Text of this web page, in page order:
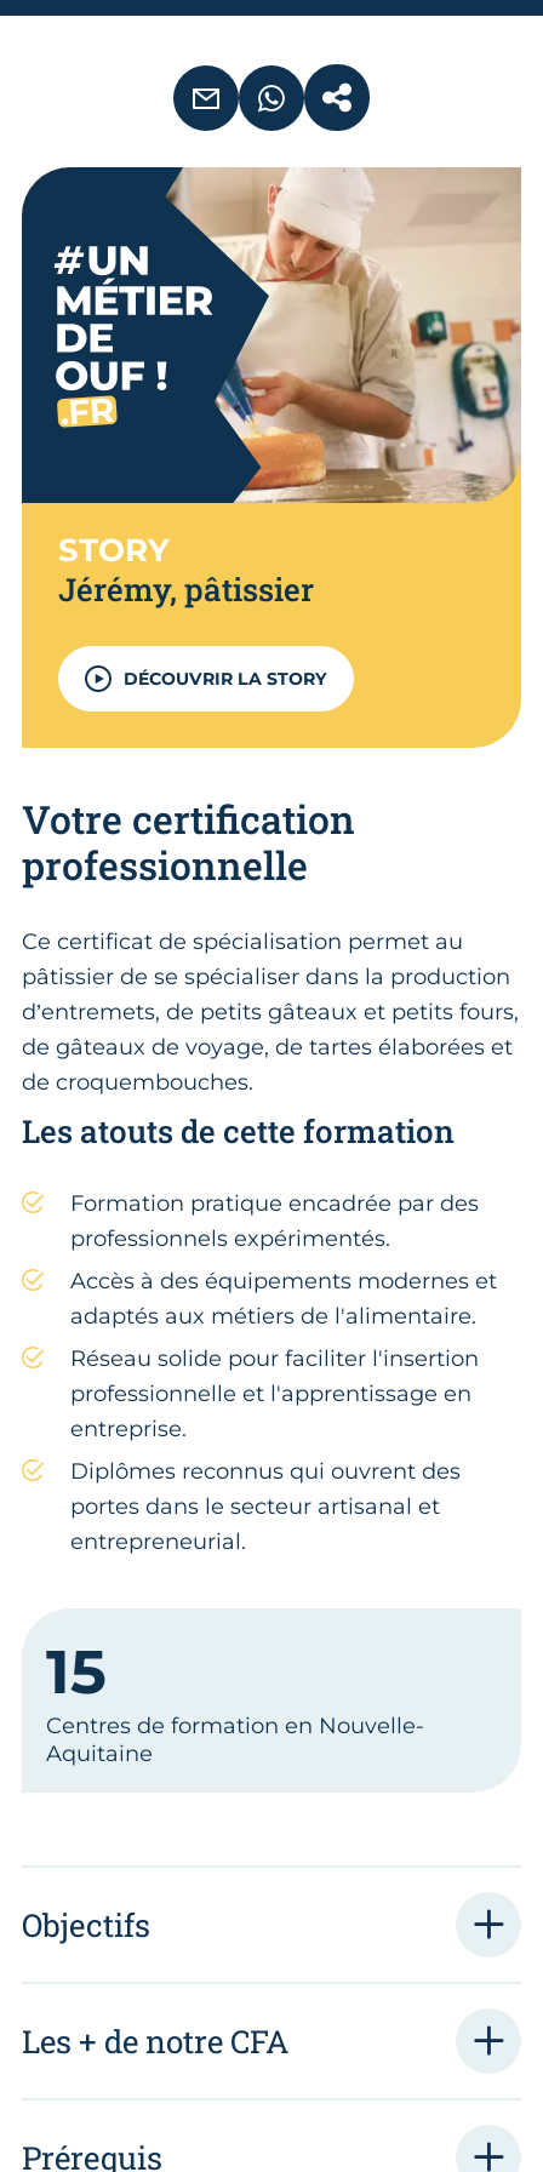
EMAIL WHATSAPPCOPIER LE LIEN
STORY
Jérémy, pâtissier
DÉCOUVRIR LA STORY
Votre certification
professionnelle
Ce certificat de spécialisation permet au
pâtissier de se spécialiser dans la production
d’entremets, de petits gâteaux et petits fours,
de gâteaux de voyage, de tartes élaborées et
de croquembouches.
Les atouts de cette formation
Formation pratique encadrée par des
professionnels expérimentés.
Accès à des équipements modernes et
adaptés aux métiers de l'alimentaire.
Réseau solide pour faciliter l'insertion
professionnelle et l'apprentissage en
entreprise.
Diplômes reconnus qui ouvrent des
portes dans le secteur artisanal et
entrepreneurial.
15
Centres de formation en Nouvelle-
Aquitaine
Objectifs
Les + de notre CFA
Prérequis